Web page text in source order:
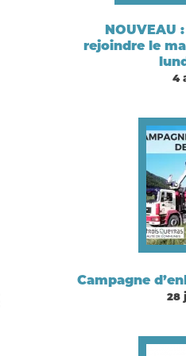
NOUVEAU
rejoindre le
4
Campagne
28